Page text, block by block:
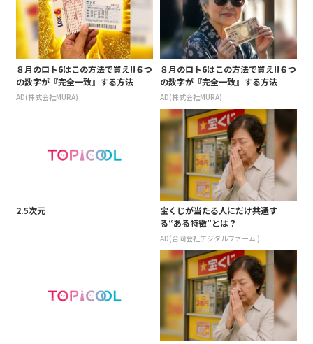
８月のロト6はこの方法で買え!!６つ
の数字が『完全一致』する方法
AD(株式会社MURA)
８月のロト6はこの方法で買え!!６つ
の数字が『完全一致』する方法
AD(株式会社MURA)
2.5次元
宝くじが当たる人にだけ共通す
る“ある特徴”とは？
AD(合同会社デジタルファーム )